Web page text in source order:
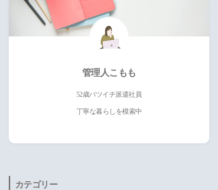
管理人こもも
52歳バツイチ派遣社員
丁寧な暮らしを模索中
カテゴリー